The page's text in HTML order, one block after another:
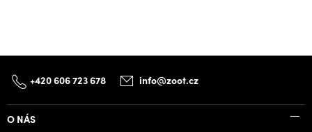
+420 606 723 678 info@zoot.cz
O NÁS